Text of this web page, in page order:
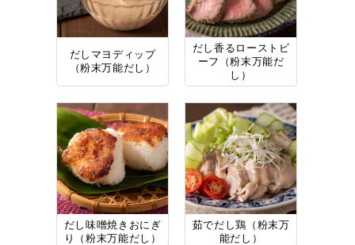
だしマヨディップ
（粉末万能だし）
だし香るローストビ
ーフ（粉末万能だ
し）
だし味噌焼きおにぎ
り（粉末万能だし）
茹でだし鶏（粉末万
能だし）